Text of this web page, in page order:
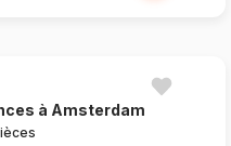
à Amsterdam